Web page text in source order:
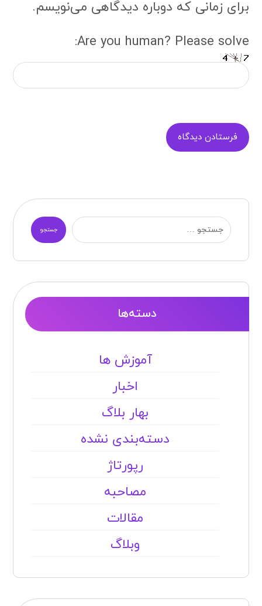
برای زمانی که دوباره دیدگاهی می‌نویسم.
Are you human? Please solve:
فرستادن دیدگاه
جستجو
دسته‌ها
آموزش ها
اخبار
بهار بلاگ
دسته‌بندی نشده
رپورتاژ
مصاحبه
مقالات
وبلاگ